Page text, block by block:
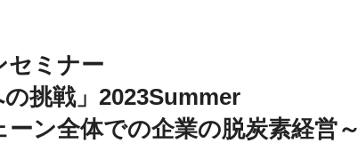
セミナー
の挑戦」2023Summer
ーン全体での企業の脱炭素経営～